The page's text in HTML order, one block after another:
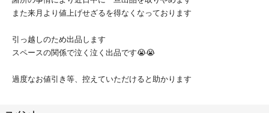
#ヴァイキングオナー #12年
#ミュアヘッズ
#アードベッグ #ラフロイグ #アイラ #スコッチ # #17年 #サントリー #
響 #ブレンダーズチョイス #ジャパニーズハーモニー #アイリッシュ #バ
ーボン #テネシーウイスキー #ワイルドターキー
#ジャックダニエル #メーカーズマーク
#レミーマルタン
また来月より値上げせざるを得なくなっております
引っ越しのため出品します
スペースの関係で泣く泣く出品です😭😭
過度なお値引き等、控えていただけると助かります